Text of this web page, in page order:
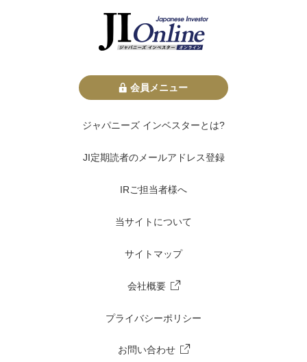
会員メニュー
ジャパニーズ インベスターとは?
JI定期読者のメールアドレス登録
IRご担当者様へ
当サイトについて
サイトマップ
会社概要
プライバシーポリシー
お問い合わせ